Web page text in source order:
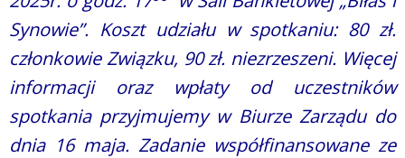
Synowie”. Koszt udziału w spotkaniu: 80 zł.
członkowie Związku, 90 zł. niezrzeszeni. Więcej
informacji oraz wpłaty od uczestników
spotkania przyjmujemy w Biurze Zarządu do
dnia 16 maja. Zadanie współfinansowane ze